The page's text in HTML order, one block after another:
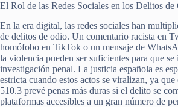
El Rol de las Redes Sociales en los Delitos de
En la era digital, las redes sociales han
de delitos de odio. Un comentario racista en
homófobo en TikTok o un mensaje de
la violencia pueden ser suficientes para que se
investigación penal. La justicia española es
estricta cuando estos actos se viralizan, ya
510.3 prevé penas más duras si el delito se
plataformas accesibles a un gran número de